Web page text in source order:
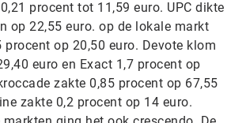
procent tot 11,59 euro. UPC dikte
op 22,55 euro. op de lokale markt
procent op 20,50 euro. Devote klom
euro en Exact 1,7 procent op
zakte 0,85 procent op 67,55
zakte 0,2 procent op 14 euro.